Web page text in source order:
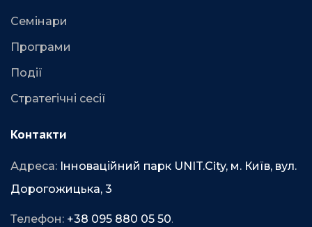
Семінари
Програми
Події
Стратегічні сесії
Контакти
Адреса: Інноваційний парк UNIT.City, м. Київ, вул.
Дорогожицька, 3
Телефон: +38 095 880 05 50.